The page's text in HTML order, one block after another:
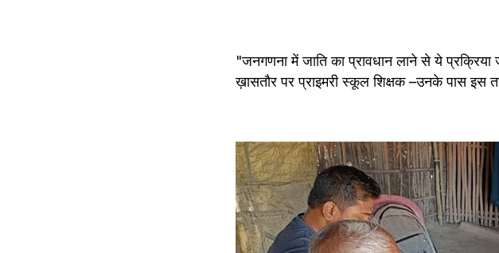
"जनगणना में जाति का प्रावधान लाने से ये
ख़ासतौर पर प्राइमरी स्कूल शिक्षक –उनके पास इस